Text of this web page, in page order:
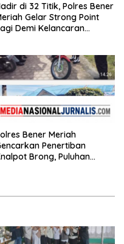
di 32 Titik, Polres Bener
Gelar Strong Point
Demi Kelancaran
Bener Meriah
Penertiban
Brong, Puluhan